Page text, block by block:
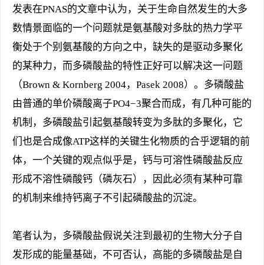
发表在PNAS的文章中认为，关于生命自然发生的大多
数情景面临的一个问题就是氨基酸对多肽的热力学平
衡处于个别氨基酸的方向之中，缺失的是驱动多聚化
的某种力，而多磷酸盐的特性正好可以解决这一问题
（Brown & Kornberg 2004，Pasek 2008）。多磷酸盐
由普通的单价磷酸离子PO4−3聚合而成，有几种可能的
机制，多磷酸盐引起氨基酸转变为多肽的多聚化，它
们也是合成像ATP这样的关键生化物质的合乎逻辑的前
体，一个关键的观点似乎是，钙与可溶性磷酸盐反应
形成不溶性磷酸钙（磷灰石），因此必须有某种可靠
的机制来维持钙离子不引起磷酸盐的沉淀。
笔者认为，多磷酸盐假说关注到最初的生物大分子自
发形成的能量基础，不可否认，高能的多磷酸盐是自